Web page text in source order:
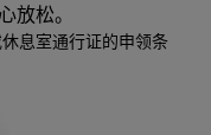
放松。
息室通行证的申领条